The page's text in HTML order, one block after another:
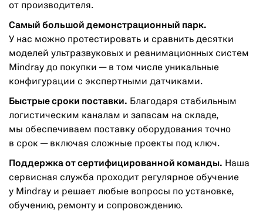
от производителя.
Самый большой демонстрационный парк.
У нас можно протестировать и сравнить десятки
моделей ультразвуковых и реанимационных систем
Mindray до покупки — в том числе уникальные
конфигурации с экспертными датчиками.
Быстрые сроки поставки. Благодаря стабильным
логистическим каналам и запасам на складе,
мы обеспечиваем поставку оборудования точно
в срок — включая сложные проекты под ключ.
Поддержка от сертифицированной команды. Наша
сервисная служба проходит регулярное обучение
у Mindray и решает любые вопросы по установке,
обучению, ремонту и сопровождению.